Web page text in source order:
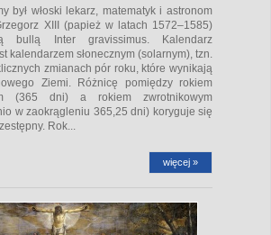
był włoski lekarz, matematyk i astronom
XIII (papież w latach 1572–1585)
ją bullą Inter gravissimus. Kalendarz
kalendarzem słonecznym (solarnym), tzn.
zmianach pór roku, które wynikają
Ziemi. Różnicę pomiędzy rokiem
(365 dni) a rokiem zwrotnikowym
w zaokrągleniu 365,25 dni) koryguje się
Rok...
więcej »